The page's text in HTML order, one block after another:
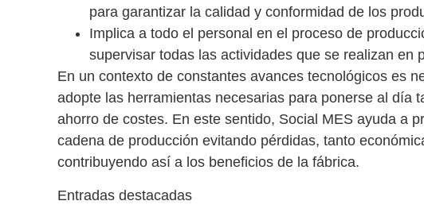
para garantizar la calidad y conformidad de los
Implica a todo el personal en el proceso de
supervisar todas las actividades que se realizan en
En un contexto de constantes avances tecnológicos es
adopte las herramientas necesarias para ponerse al día
ahorro de costes. En este sentido, Social MES ayuda a
cadena de producción evitando pérdidas, tanto
contribuyendo así a los beneficios de la fábrica.
Entradas destacadas